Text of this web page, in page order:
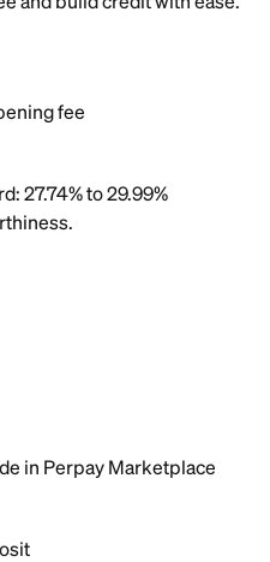
fee
27.74% to 29.99%
in Perpay Marketplace